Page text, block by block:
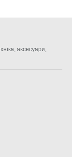
аксесуари,